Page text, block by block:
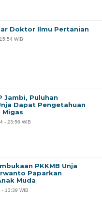
Doktor Ilmu Pertanian
WIB
Jambi, Puluhan
Dapat Pengetahuan
Migas
- 23:56 WIB
PKKMB Unja
Paparkan
Muda
- 13:39 WIB